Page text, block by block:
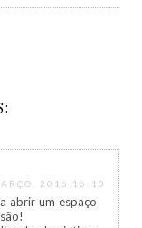
2016 16:10
abrir um espaço